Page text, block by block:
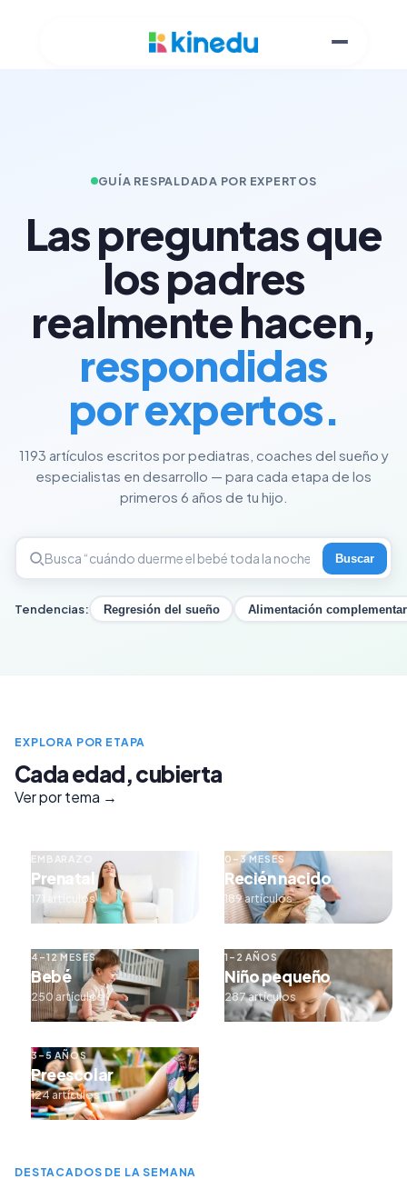
GUÍA RESPALDADA POR EXPERTOS
Las preguntas que
los padres
realmente hacen,
respondidas
por expertos.
1193 artículos escritos por pediatras, coaches del sueño y
especialistas en desarrollo — para cada etapa de los
primeros 6 años de tu hijo.
Buscar
Tendencias: Regresión del sueño Alimentación
EXPLORA POR ETAPA
Cada edad, cubierta
Ver por tema →
EMBARAZO
Prenatal
171 artículos
0–3 MESES
Recién nacido
189 artículos
4–12 MESES
Bebé
250 artículos
1–2 AÑOS
Niño pequeño
287 artículos
3–5 AÑOS
Preescolar
124 artículos
DESTACADOS DE LA SEMANA